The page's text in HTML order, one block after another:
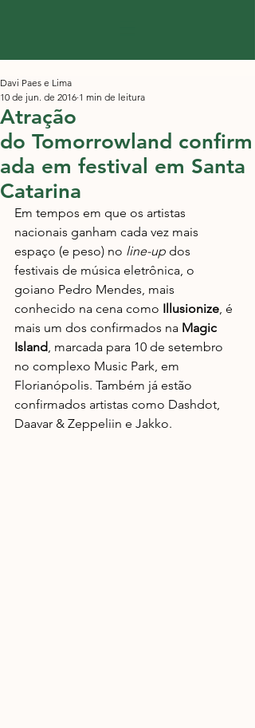
Atração
do Tomorrowland confirm
ada em festival em Santa
Catarina
Davi Paes e Lima
10 de jun. de 2016 1 min de leitura
Em tempos em que os artistas
nacionais ganham cada vez mais
espaço (e peso) no line-up dos
festivais de música eletrônica, o
goiano Pedro Mendes, mais
conhecido na cena como Illusionize, é
mais um dos confirmados na Magic
Island, marcada para 10 de setembro
no complexo Music Park, em
Florianópolis. Também já estão
confirmados artistas como Dashdot,
Daavar & Zeppeliin e Jakko.